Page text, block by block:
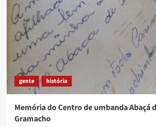
nova
e
aguardada
exposição
artista
Marco
Bomfim
em
gente história
Memória do Centro de umbanda Abaçá
Gramacho